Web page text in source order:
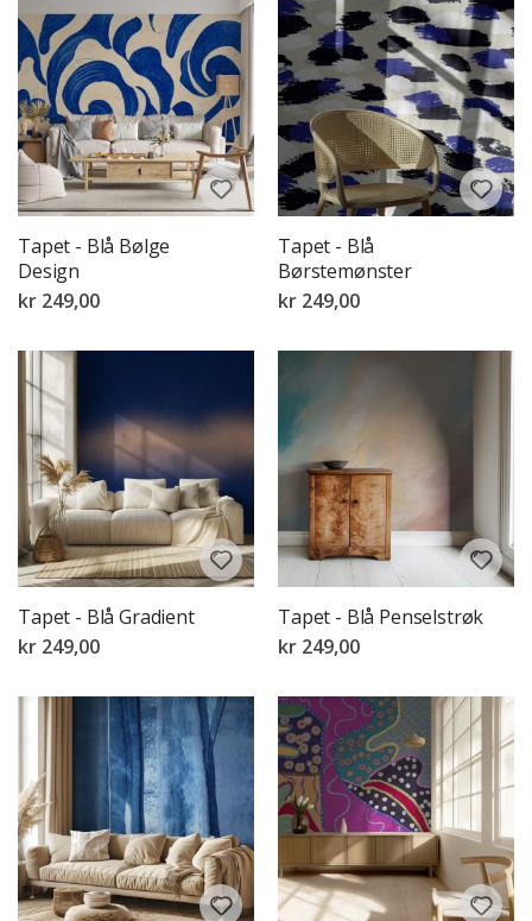
Tapet - Blå Bølge
Design
kr 249,00
Tapet - Blå
Børstemønster
kr 249,00
Tapet - Blå Gradient
kr 249,00
Tapet - Blå Penselstrøk
kr 249,00